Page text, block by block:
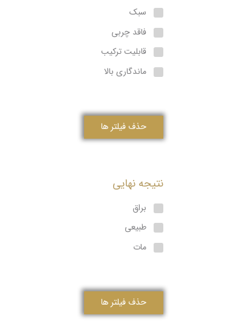
سبک
فاقد چربی
قابلیت ترکیب
ماندگاری بالا
حذف فیلتر ها
نتیجه نهایی
براق
طبیعی
مات
حذف فیلتر ها